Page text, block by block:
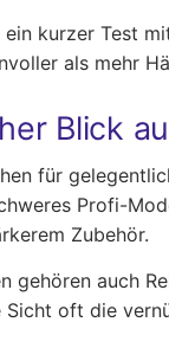
kurzer Test
als mehr
Blick
für
Profi-
Zubehör.
gehören auch
oft die